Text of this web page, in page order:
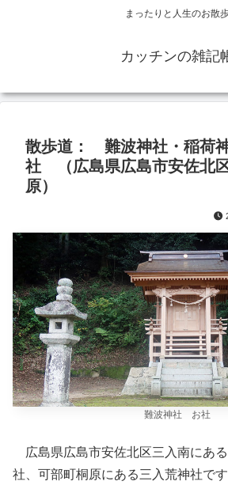
まったりと人生のお散
カッチンの雑記
散歩道： 難波神社・稲荷
社 （広島県広島市安佐北
原）
難波神社 お社
広島県広島市安佐北区三入南にあ
社、可部町桐原にある三入荒神社です